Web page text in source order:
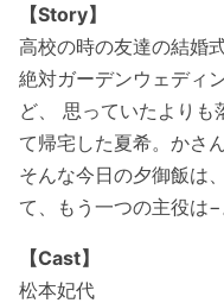
【Story】
高校の時の友達の結婚
絶対ガーデンウェディ
ど、 思っていたよりも
て帰宅した夏希。かさ
そんな今日の夕御飯は
て、もう一つの主役は−
【Cast】
松本妃代